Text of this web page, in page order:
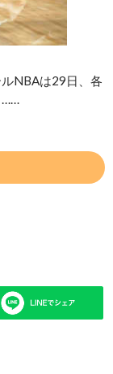
ルNBAは29日、各
……